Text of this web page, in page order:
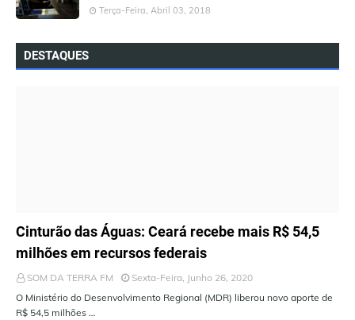
Terça-Feira, Abril 03, 2018
DESTAQUES
ÚLTIMAS NOTÍCIAS
Cinturão das Águas: Ceará recebe mais R$ 54,5
milhões em recursos federais
SOM DA TERRA FM
Sexta-Feira, Junho 26, 2020
O Ministério do Desenvolvimento Regional (MDR) liberou novo aporte de
R$ 54,5 milhões …